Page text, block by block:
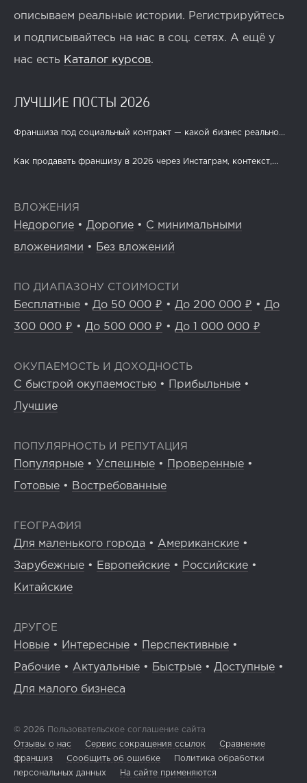
описываем реальные истории. Регистрируйтесь
и подписывайтесь на нас в соц. сетях. А ещё у
нас есть Каталог курсов.
ЛУЧШИЕ ПОСТЫ 2026
Франшиза под социальный контракт — какой бизнес реально...
Как продавать франшизу в 2026 через Инстаграм, контекст,...
ВЛОЖЕНИЯ
Недорогие • Дорогие • С минимальными
вложениями • Без вложений
ПО ДИАПАЗОНУ СТОИМОСТИ
Бесплатные • До 50 000 ₽ • До 200 000 ₽ • До
300 000 ₽ • До 500 000 ₽ • До 1 000 000 ₽
ОКУПАЕМОСТЬ И ДОХОДНОСТЬ
С быстрой окупаемостью • Прибыльные •
Лучшие
ПОПУЛЯРНОСТЬ И РЕПУТАЦИЯ
Популярные • Успешные • Проверенные •
Готовые • Востребованные
ГЕОГРАФИЯ
Для маленького города • Американские •
Зарубежные • Европейские • Российские •
Китайские
ДРУГОЕ
Новые • Интересные • Перспективные •
Рабочие • Актуальные • Быстрые • Доступные •
Для малого бизнеса
© 2026 Пользовательское соглашение сайта
Отзывы о нас
Сервис сокращения ссылок
Сравнение
франшиз
Сообщить об ошибке
Политика обработки
персональных данных
На сайте применяются